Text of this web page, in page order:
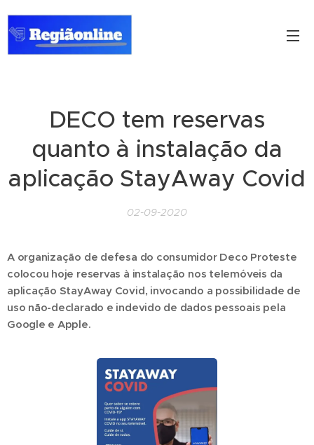
DECO tem reservas
quanto à instalação da
aplicação StayAway Covid
02-09-2020
A organização de defesa do consumidor Deco Proteste
colocou hoje reservas à instalação nos telemóveis da
aplicação StayAway Covid, invocando a possibilidade de
uso não-declarado e indevido de dados pessoais pela
Google e Apple.